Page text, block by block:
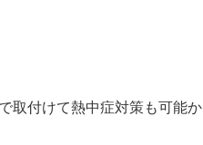
取付けて熱中症対策も可能か